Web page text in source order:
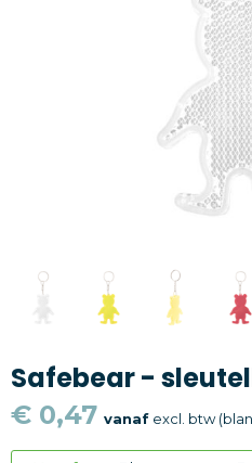
Gereedschap en veiligheid
Kantoorartikelen
Gadgets
Textiel
Thema
Safebear -
€ 0,47 vanafexcl. btw